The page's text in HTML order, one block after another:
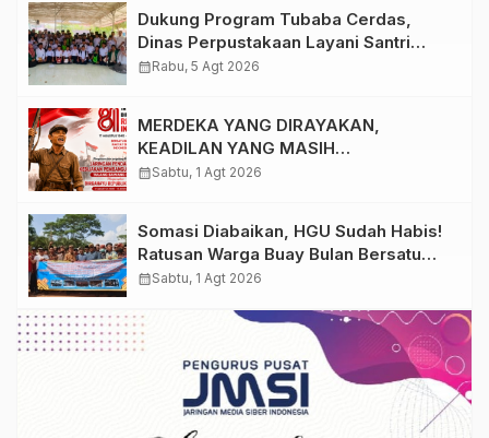
Dukung Program Tubaba Cerdas,
Dinas Perpustakaan Layani Santri
Ponpes Darul Hidayah Al Anshori
calendar_monthRabu, 5 Agt 2026
MERDEKA YANG DIRAYAKAN,
KEADILAN YANG MASIH
DIPERJUANGKAN
calendar_monthSabtu, 1 Agt 2026
Somasi Diabaikan, HGU Sudah Habis!
Ratusan Warga Buay Bulan Bersatu
Beri Peringatan Terakhir Ke PTPN 1
calendar_monthSabtu, 1 Agt 2026